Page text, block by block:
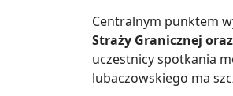
Centralnym punktem
Straży Granicznej
uczestnicy spotkania
lubaczowskiego ma